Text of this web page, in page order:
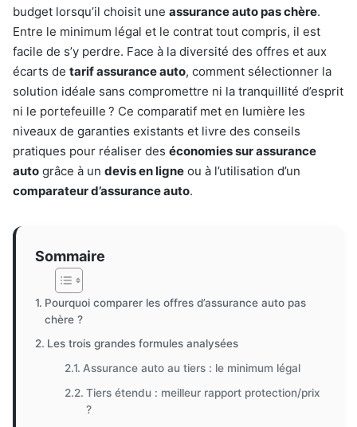
budget lorsqu’il choisit une assurance auto pas chère.
Entre le minimum légal et le contrat tout compris, il est
facile de s’y perdre. Face à la diversité des offres et aux
écarts de tarif assurance auto, comment sélectionner la
solution idéale sans compromettre ni la tranquillité d’esprit
ni le portefeuille ? Ce comparatif met en lumière les
niveaux de garanties existants et livre des conseils
pratiques pour réaliser des économies sur assurance
auto grâce à un devis en ligne ou à l’utilisation d’un
comparateur d’assurance auto.
Sommaire
Pourquoi comparer les offres d’assurance auto pas
chère ?
Les trois grandes formules analysées
Assurance auto au tiers : le minimum légal
Tiers étendu : meilleur rapport protection/prix
?